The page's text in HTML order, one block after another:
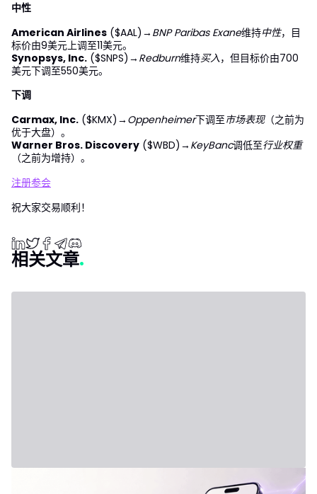
中性
American Airlines ($AAL)→ BNP Paribas Exane维持中性，目
标价由9美元上调至11美元。
Synopsys, Inc. ($SNPS)→ Redburn维持买入，但目标价由700
美元下调至550美元。
下调
Carmax, Inc. ($KMX)→ Oppenheimer下调至市场表现（之前为
优于大盘）。
Warner Bros. Discovery ($WBD)→ KeyBanc调低至行业权重
（之前为增持）。
注册参会
祝大家交易顺利！
相关文章